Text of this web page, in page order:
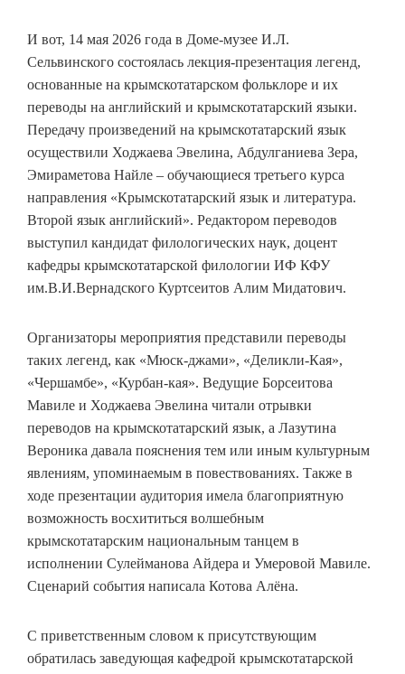
И вот, 14 мая 2026 года в Доме-музее И.Л.
Сельвинского состоялась лекция-презентация легенд,
основанные на крымскотатарском фольклоре и их
переводы на английский и крымскотатарский языки.
Передачу произведений на крымскотатарский язык
осуществили Ходжаева Эвелина, Абдулганиева Зера,
Эмираметова Найле – обучающиеся третьего курса
направления «Крымскотатарский язык и литература.
Второй язык английский». Редактором переводов
выступил кандидат филологических наук, доцент
кафедры крымскотатарской филологии ИФ КФУ
им.В.И.Вернадского Куртсеитов Алим Мидатович.
Организаторы мероприятия представили переводы
таких легенд, как «Мюск-джами», «Деликли-Кая»,
«Чершамбе», «Курбан-кая». Ведущие Борсеитова
Мавиле и Ходжаева Эвелина читали отрывки
переводов на крымскотатарский язык, а Лазутина
Вероника давала пояснения тем или иным культурным
явлениям, упоминаемым в повествованиях. Также в
ходе презентации аудитория имела благоприятную
возможность восхититься волшебным
крымскотатарским национальным танцем в
исполнении Сулейманова Айдера и Умеровой Мавиле.
Сценарий события написала Котова Алёна.
С приветственным словом к присутствующим
обратилась заведующая кафедрой крымскотатарской